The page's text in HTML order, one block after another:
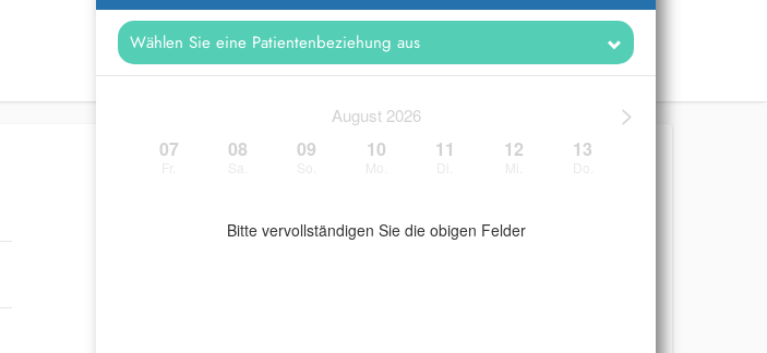
>
August 2026
07 08 09 10 11 12 13
Bitte vervollständigen Sie die obigen Felder